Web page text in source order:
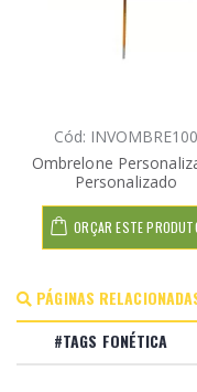
Cód: INVOMBRE100
Ombrelone
Personalizado
ORÇAR ESTE
PÁGINAS
#TAGS FONÉTICA